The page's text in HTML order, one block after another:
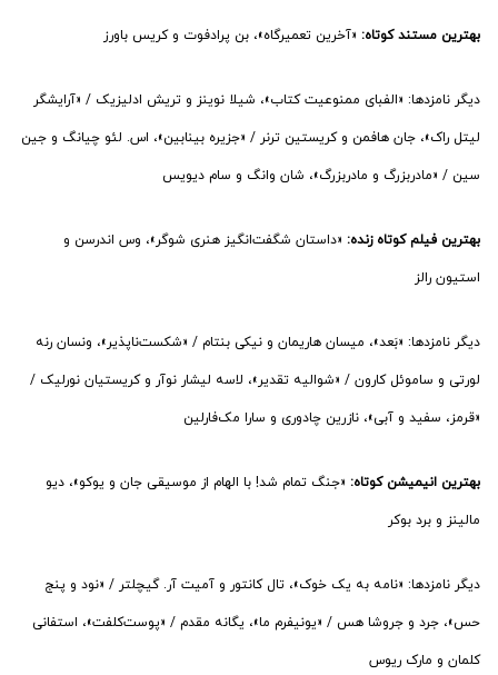
بهترین مستند کوتاه: «آخرین تعمیرگاه»، بن پرادفوت و کریس باورز
دیگر نامزدها: «الفبای ممنوعیت کتاب»، شیلا نوینز و تریش ادلیزیک / «آرایشگر
لیتل راک»، جان هافمن و کریستین ترنر / «جزیره بینابین»، اس. لئو چیانگ و جین
سین / «مادربزرگ و مادربزرگ»، شان وانگ و سام دیویس
بهترین فیلم کوتاه زنده: «داستان شگفت‌انگیز هنری شوگر»، وس اندرسن و
استیون رالز
دیگر نامزدها: «بَعد»، میسان هاریمان و نیکی بنتام / «شکست‌ناپذیر»، ونسان رنه
لورتی و ساموئل کارون / «شوالیه تقدیر»، لاسه لیشار نوآر و کریستیان نورلیک /
«قرمز، سفید و آبی»، نازرین چادوری و سارا مک‌فارلین
بهترین انیمیشن کوتاه: «جنگ تمام شد! با الهام از موسیقی جان و یوکو»، دیو
مالینز و برد بوکر
دیگر نامزدها: «نامه‌ به یک خوک»، تال کانتور و آمیت آر. گیچلتر / «نود و پنج
حس»، جرد و جروشا هس / «یونیفرم ما»، یگانه مقدم / «پوست‌کلفت»، استفانی
کلمان و مارک ریوس